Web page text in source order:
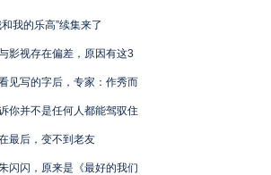
我的乐高”续集来了
影视存在偏差，原因有这3
见写的字后，专家：作秀而
你并不是任何人都能驾驭住
最后，变不到老友
闪闪，原来是《最好的我们